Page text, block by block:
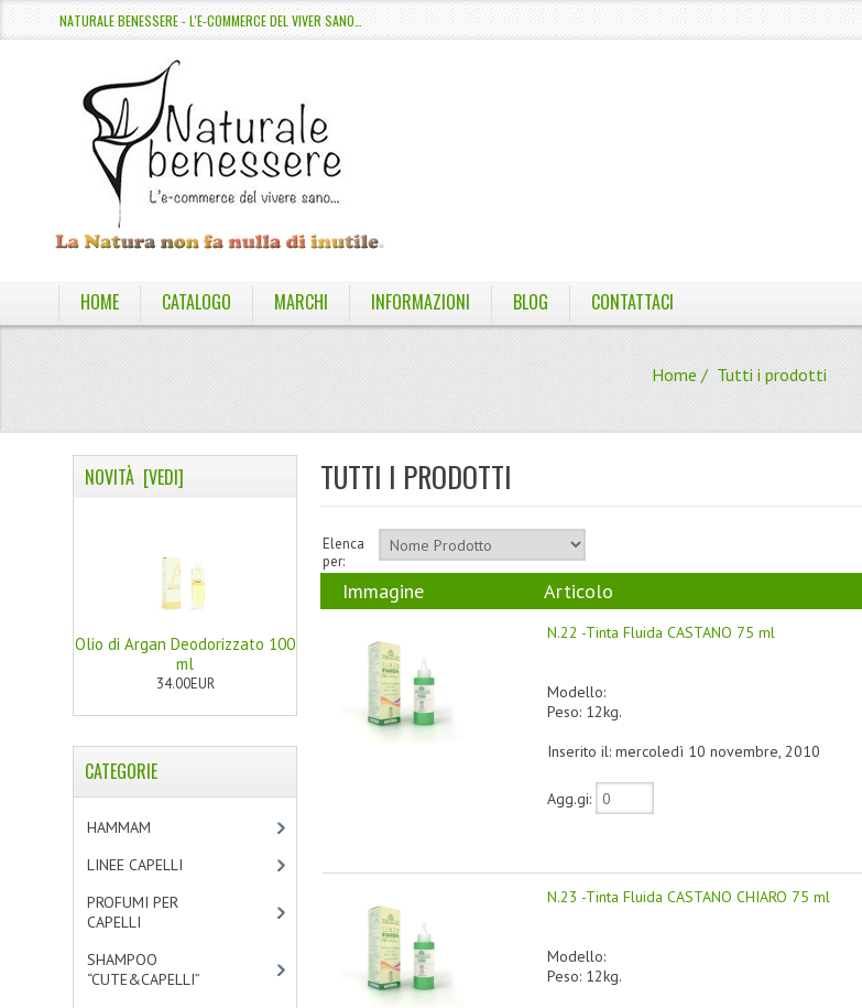
NATURALE BENESSERE - L'E-COMMERCE DEL VIVER SANO…
HOME CATALOGO MARCHI INFORMAZIONI BLOG CONTATTACI
Home / Tutti i prodotti
TUTTI I PRODOTTI
Elenca
per:
Immagine Articolo
N.22 -Tinta Fluida CASTANO 75 ml
Modello:
Peso: 12kg.
Inserito il: mercoledì 10 novembre, 2010
Agg.gi:
N.23 -Tinta Fluida CASTANO CHIARO 75 ml
Modello:
Peso: 12kg.
NOVITÀ [VEDI]
Olio di Argan Deodorizzato 100
ml
34.00EUR
CATEGORIE
HAMMAM
LINEE CAPELLI
PROFUMI PER
CAPELLI
SHAMPOO
“CUTE&CAPELLI”